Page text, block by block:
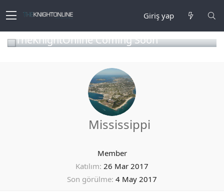
Giriş yap
TheKnightOnline Coming Soon
Mississippi
Member
Katılım 26 Mar 2017
Son görülme 4 May 2017